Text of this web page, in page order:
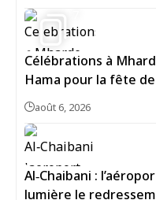
Célébrations à
Hama pour la fête
août 6, 2026
Al‑Chaibani :
lumière le